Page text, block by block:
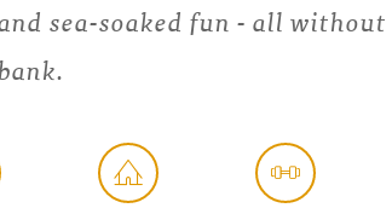
sea-soaked fun - all